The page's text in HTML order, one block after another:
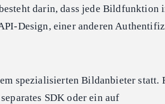
darin, dass jede Bildfunktion
Design, einer anderen
spezialisierten Bildanbieter statt.
SDK oder ein auf